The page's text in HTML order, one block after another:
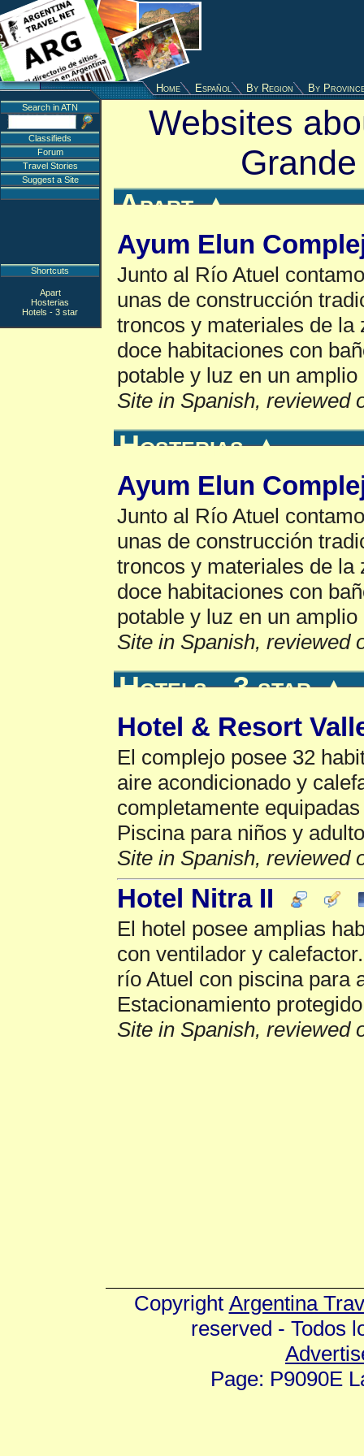
Home Español By Region By
Websites
Apart▲
Ayum Elun
Junto al Río Atuel
unas de construcción
troncos y materiales de la
doce habitaciones con
potable y luz en un amplio
Site in Spanish, reviewed
Hosterias▲
Ayum Elun
Junto al Río Atuel
unas de construcción
troncos y materiales de la
doce habitaciones con
potable y luz en un amplio
Site in Spanish, reviewed
Hotels - 3 star▲
Hotel & Resort
El complejo posee 32
aire acondicionado y
completamente
Piscina para niños y
Site in Spanish, reviewed
Hotel Nitra II
El hotel posee amplias
con ventilador y
río Atuel con piscina para
Estacionamiento protegido
Site in Spanish, reviewed
Search in ATN
Classifieds
Forum
Travel Stories
Suggest a Site
Shortcuts
Apart
Hosterias
Hotels - 3 star
Copyright Argentina
reserved - Todos
Page: P9090E